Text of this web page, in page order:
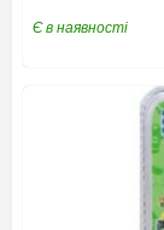
Є в наявності